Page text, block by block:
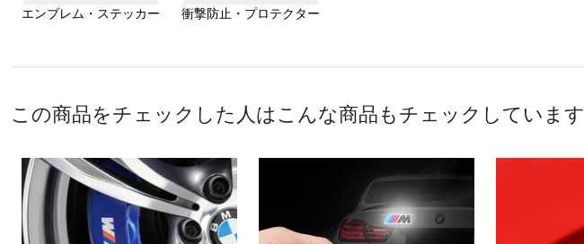
エンブレム・ステッカー 衝撃防止・プロテクター
この商品をチェックした人はこんな商品もチェックしています